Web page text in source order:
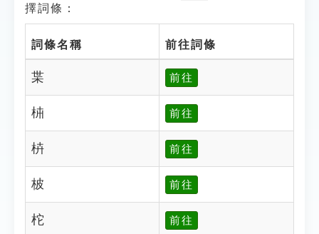
擇詞條：
詞條名稱 前往詞條
枼 前往
枾 前往
枿 前往
柀 前往
柁 前往